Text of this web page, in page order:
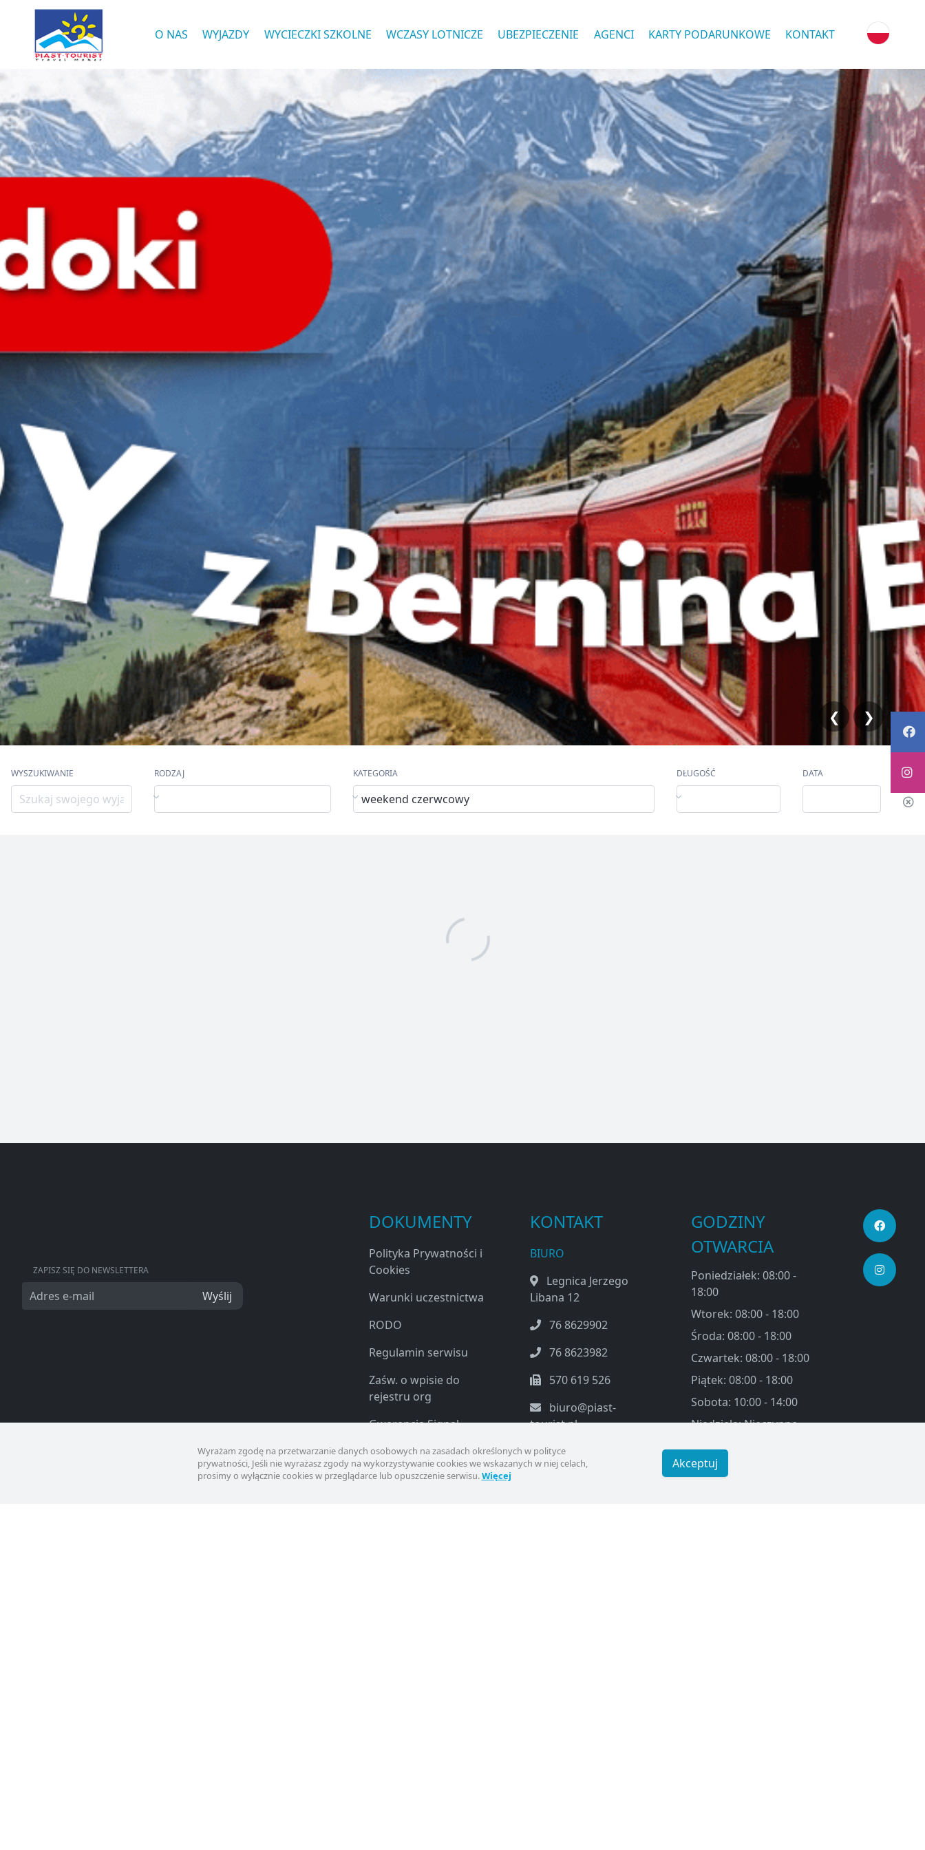
O NAS WYJAZDY WYCIECZKI SZKOLNE WCZASY LOTNICZE UBEZPIECZENIE AGENCI KARTY PODARUNKOWE KONTAKT
❮ ❯
WYSZUKIWANIE RODZAJ KATEGORIA DŁUGOŚĆ DATA
Wyrażam zgodę na przetwarzanie danych osobowych na zasadach określonych w polityce
prywatności, Jeśli nie wyrażasz zgody na wykorzystywanie cookies we wskazanych w niej celach,
prosimy o wyłącznie cookies w przeglądarce lub opuszczenie serwisu.Więcej
Akceptuj
ZAPISZ SIĘ DO NEWSLETTERA
Wyślij
DOKUMENTY
Polityka Prywatności i
Cookies
Warunki uczestnictwa
RODO
Regulamin serwisu
Zaśw. o wpisie do
rejestru org
Gwarancja Signal
Ubezpieczenie od
kosztów Rezygnacji TU
KONTAKT
BIURO
Legnica Jerzego
Libana 12
76 8629902
76 8623982
570 619 526
biuro@piast-
tourist.pl
GODZINY
OTWARCIA
Poniedziałek: 08:00 -
18:00
Wtorek: 08:00 - 18:00
Środa: 08:00 - 18:00
Czwartek: 08:00 - 18:00
Piątek: 08:00 - 18:00
Sobota: 10:00 - 14:00
Niedziela: Nieczynne